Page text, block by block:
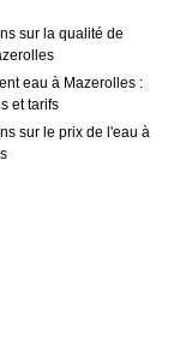
sur la qualité de
eau à Mazerolles :
et tarifs
sur le prix de l'eau à